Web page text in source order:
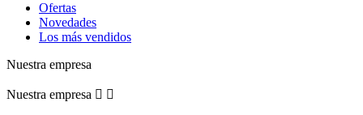
Ofertas
Novedades
Los más vendidos
Nuestra empresa
Nuestra empresa  